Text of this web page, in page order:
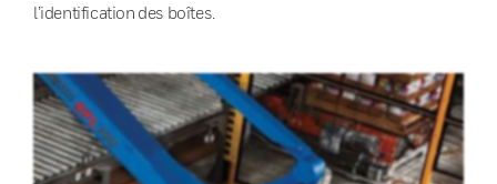
l’identification des boîtes.